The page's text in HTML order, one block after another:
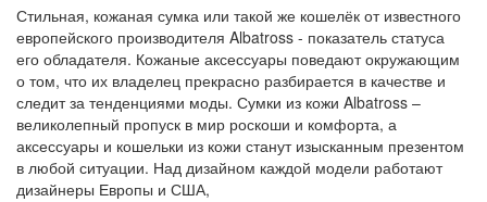
Стильная, кожаная сумка или такой же кошелёк от известного
европейского производителя Albatross - показатель статуса
его обладателя. Кожаные аксессуары поведают окружающим
о том, что их владелец прекрасно разбирается в качестве и
следит за тенденциями моды. Сумки из кожи Albatross –
великолепный пропуск в мир роскоши и комфорта, а
аксессуары и кошельки из кожи станут изысканным презентом
в любой ситуации. Над дизайном каждой модели работают
дизайнеры Европы и США,